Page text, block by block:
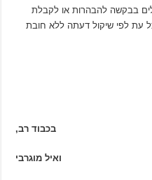
בבקשה להבהרות או לקבלת
עת לפי שיקול דעתה ללא חובת
בכבוד רב,
ואיל מוגרבי